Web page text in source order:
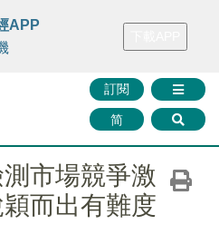
FINMETA 財華證券 媒體矩陣
訂閱
简
APP
測市場競爭激
而出有難度